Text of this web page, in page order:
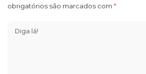
obrigatórios são marcados com *